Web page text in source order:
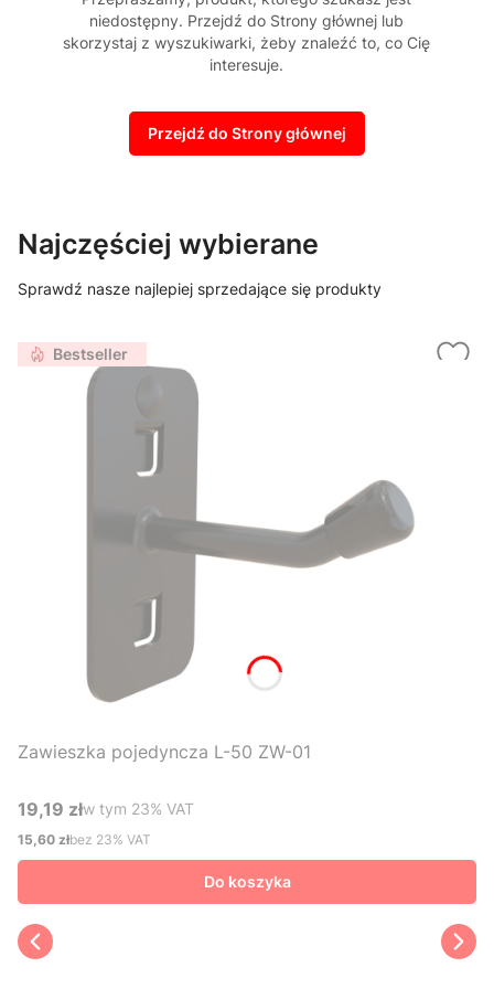
niedostępny. Przejdź do Strony głównej lub
skorzystaj z wyszukiwarki, żeby znaleźć to, co Cię
interesuje.
Przejdź do Strony głównej
Najczęściej wybierane
Sprawdź nasze najlepiej sprzedające się produkty
Bestseller
Zawieszka pojedyncza L-50 ZW-01
Cena brutto
19,19 złw tym %s VAT
w tym 23% VAT
Cena netto
15,60 złbez 23% VAT
Do koszyka